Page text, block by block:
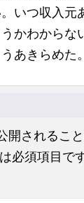
いつ収入元
かわからな
あきらめた
開されること
必須項目で